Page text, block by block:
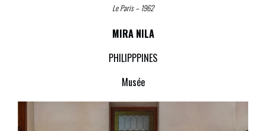
Le Paris – 1962
MIRA NILA
PHILIPPPINES
Musée